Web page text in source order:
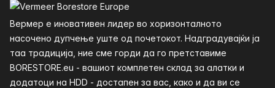
Вермер е иновативен лидер во хоризонталното
насочено дупчење уште од почетокот. Надградувајќи ја
таа традиција, ние сме горди да го претставиме
BORESTORE.eu - вашиот комплетен склад за алатки и
додатоци на HDD - достапен за вас, како и да ви се